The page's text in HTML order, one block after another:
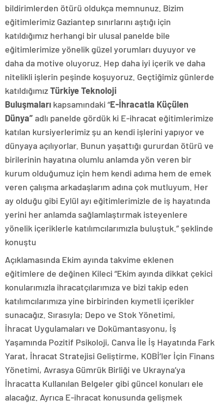
bildirimlerden ötürü oldukça memnunuz. Bizim
eğitimlerimiz Gaziantep sınırlarını aştığı için
katıldığımız herhangi bir ulusal panelde bile
eğitimlerimize yönelik güzel yorumları duyuyor ve
daha da motive oluyoruz. Hep daha iyi içerik ve daha
nitelikli işlerin peşinde koşuyoruz. Geçtiğimiz günlerde
katıldığımızTürkiye Teknoloji
Buluşmaları kapsamındaki “E-İhracatla Küçülen
Dünya”adlı panelde gördük ki E-ihracat eğitimlerimize
katılan kursiyerlerimiz şu an kendi işlerini yapıyor ve
dünyaya açılıyorlar. Bunun yaşattığı gururdan ötürü ve
birilerinin hayatına olumlu anlamda yön veren bir
kurum olduğumuz için hem kendi adıma hem de emek
veren çalışma arkadaşlarım adına çok mutluyum. Her
ay olduğu gibi Eylül ayı eğitimlerimizle de iş hayatında
yerini her anlamda sağlamlaştırmak isteyenlere
yönelik içeriklerle katılımcılarımızla buluştuk.” şeklinde
konuştu
Açıklamasında Ekim ayında takvime eklenen
eğitimlere de değinen Kileci “Ekim ayında dikkat çekici
konularımızla ihracatçılarımıza ve bizi takip eden
katılımcılarımıza yine birbirinden kıymetli içerikler
sunacağız. Sırasıyla; Depo ve Stok Yönetimi,
İhracat Uygulamaları ve Dokümantasyonu, İş
Yaşamında Pozitif Psikoloji, Canva İle İş Hayatında Fark
Yarat, İhracat Stratejisi Geliştirme, KOBİ’ler İçin Finans
Yönetimi, Avrasya Gümrük Birliği ve Ukrayna’ya
İhracatta Kullanılan Belgeler gibi güncel konuları ele
alacağız. Ayrıca E-ihracat konusunda gelişmek